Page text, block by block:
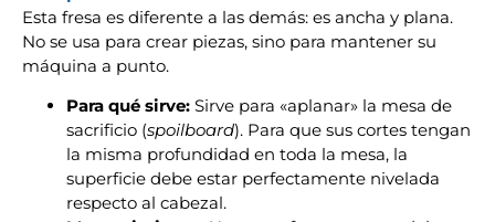
Esta fresa es diferente a las demás: es ancha y plana.
No se usa para crear piezas, sino para mantener su
máquina a punto.
Para qué sirve: Sirve para «aplanar» la mesa de
sacrificio (spoilboard). Para que sus cortes tengan
la misma profundidad en toda la mesa, la
superficie debe estar perfectamente nivelada
respecto al cabezal.